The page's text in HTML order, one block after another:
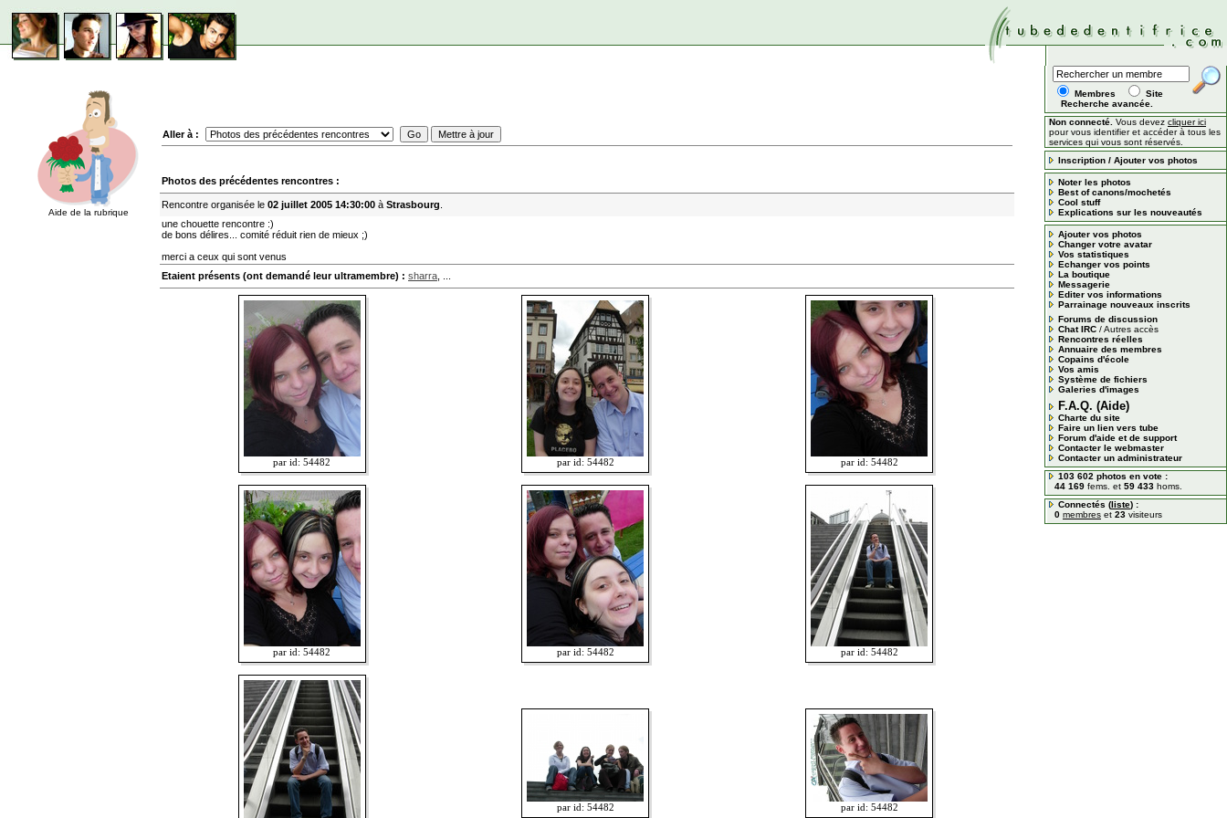
Aide de la rubrique
Aller à :
Photos des précédentes rencontres :
Rencontre organisée le 02 juillet 2005 14:30:00 à Strasbourg
une chouette rencontre :)
de bons délires... comité réduit rien de mieux ;)
merci a ceux qui sont venus
Etaient présents (ont demandé leur ultramembre) : sharra
par id: 54482 par id: 54482 par id: 54482
par id: 54482 par id: 54482 par id: 54482
par id: 54482 par id: 54482
Membres
Site
Recherche avancée.
Non connecté. Vous devez cliquer ici
pour vous identifier et accéder à tous les
services qui vous sont réservés.
Inscription / Ajouter vos photos
Noter les photos
Best of canons/mochetés
Cool stuff
Explications sur les nouveautés
Ajouter vos photos
Changer votre avatar
Vos statistiques
Echanger vos points
La boutique
Messagerie
Editer vos informations
Parrainage nouveaux inscrits
Forums de discussion
Chat IRC /Autres accès
Rencontres réelles
Annuaire des membres
Copains d'école
Vos amis
Système de fichiers
Galeries d'images
F.A.Q. (Aide)
Charte du site
Faire un lien vers tube
Forum d'aide et de support
Contacter le webmaster
Contacter un administrateur
103 602 photos en vote :
44 169 fems. et 59 433 homs.
Connectés (liste) :
0 membres et 23 visiteurs